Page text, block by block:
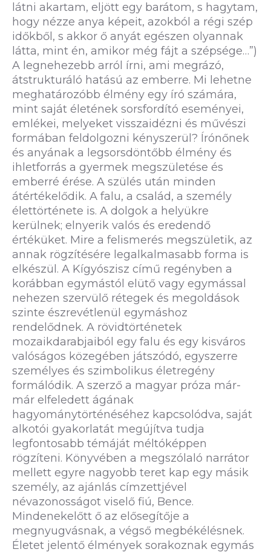
látni akartam, eljött egy barátom, s hagytam,
hogy nézze anya képeit, azokból a régi szép
időkből, s akkor ő anyát egészen olyannak
látta, mint én, amikor még fájt a szépsége…”)
A legnehezebb arról írni, ami megrázó,
átstrukturáló hatású az emberre. Mi lehetne
meghatározóbb élmény egy író számára,
mint saját életének sorsfordító eseményei,
emlékei, melyeket visszaidézni és művészi
formában feldolgozni kényszerül? Írónőnek
és anyának a legsorsdöntőbb élmény és
ihletforrás a gyermek megszületése és
emberré érése. A szülés után minden
átértékelődik. A falu, a család, a személy
élettörténete is. A dolgok a helyükre
kerülnek; elnyerik valós és eredendő
értéküket. Mire a felismerés megszületik, az
annak rögzítésére legalkalmasabb forma is
elkészül. A Kígyószisz című regényben a
korábban egymástól elütő vagy egymással
nehezen szervülő rétegek és megoldások
szinte észrevétlenül egymáshoz
rendelődnek. A rövidtörténetek
mozaikdarabjaiból egy falu és egy kisváros
valóságos közegében játszódó, egyszerre
személyes és szimbolikus életregény
formálódik. A szerző a magyar próza már-
már elfeledett ágának
hagyománytörténéséhez kapcsolódva, saját
alkotói gyakorlatát megújítva tudja
legfontosabb témáját méltóképpen
rögzíteni. Könyvében a megszólaló narrátor
mellett egyre nagyobb teret kap egy másik
személy, az ajánlás címzettjével
névazonosságot viselő fiú, Bence.
Mindenekelőtt ő az elősegítője a
megnyugvásnak, a végső megbékélésnek.
Életet jelentő élmények sorakoznak egymás